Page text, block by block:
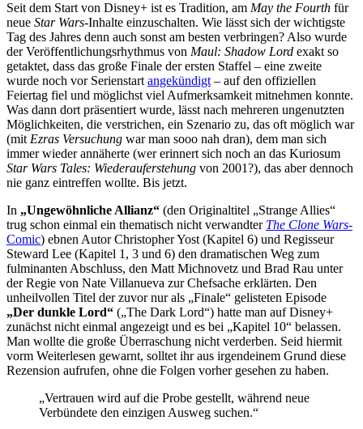
Seit dem Start von Disney+ ist es Tradition, am May the Fourth für
neue Star Wars-Inhalte einzuschalten. Wie lässt sich der wichtigste
Tag des Jahres denn auch sonst am besten verbringen? Also wurde
der Veröffentlichungsrhythmus von Maul: Shadow Lord exakt so
getaktet, dass das große Finale der ersten Staffel – eine zweite
wurde noch vor Serienstartangekündigt– auf den offiziellen
Feiertag fiel und möglichst viel Aufmerksamkeit mitnehmen konnte.
Was dann dort präsentiert wurde, lässt nach mehreren ungenutzten
Möglichkeiten, die verstrichen, ein Szenario zu, das oft möglich war
(mitEzras Versuchung war man sooo nah dran), dem man sich
immer wieder annäherte (wer erinnert sich noch an das Kuriosum
Star Wars Tales: Wiederauferstehung von 2001?), das aber dennoch
nie ganz eintreffen wollte. Bis jetzt.
In „Ungewöhnliche Allianz“ (den Originaltitel „Strange Allies“
trug schon einmal ein thematisch nicht verwandter The Clone Wars-
Comic) ebnen Autor Christopher Yost (Kapitel 6) und Regisseur
Steward Lee (Kapitel 1, 3 und 6) den dramatischen Weg zum
fulminanten Abschluss, den Matt Michnovetz und Brad Rau unter
der Regie von Nate Villanueva zur Chefsache erklärten. Den
unheilvollen Titel der zuvor nur als „Finale“ gelisteten Episode
„Der dunkle Lord“ („The Dark Lord“) hatte man auf Disney+
zunächst nicht einmal angezeigt und es bei „Kapitel 10“ belassen.
Man wollte die große Überraschung nicht verderben. Seid hiermit
vorm Weiterlesen gewarnt, solltet ihr aus irgendeinem Grund diese
Rezension aufrufen, ohne die Folgen vorher gesehen zu haben.
„Vertrauen wird auf die Probe gestellt, während neue
Verbündete den einzigen Ausweg suchen.“